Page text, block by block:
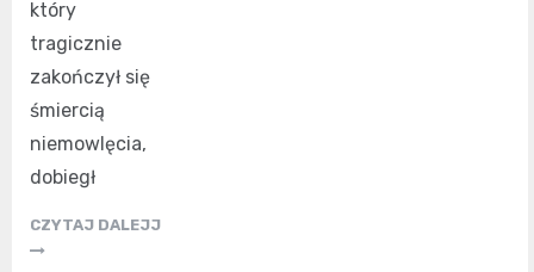
który
tragicznie
zakończył się
śmiercią
niemowlęcia,
dobiegł
CZYTAJ DALEJJ